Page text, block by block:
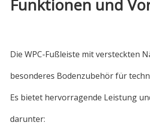
Funktionen und
Die WPC-Fußleiste mit versteckten
besonderes Bodenzubehör für
Es bietet hervorragende Leistung
darunter: